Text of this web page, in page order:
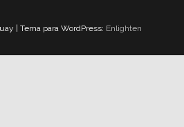
| Tema para WordPress: Enlighten